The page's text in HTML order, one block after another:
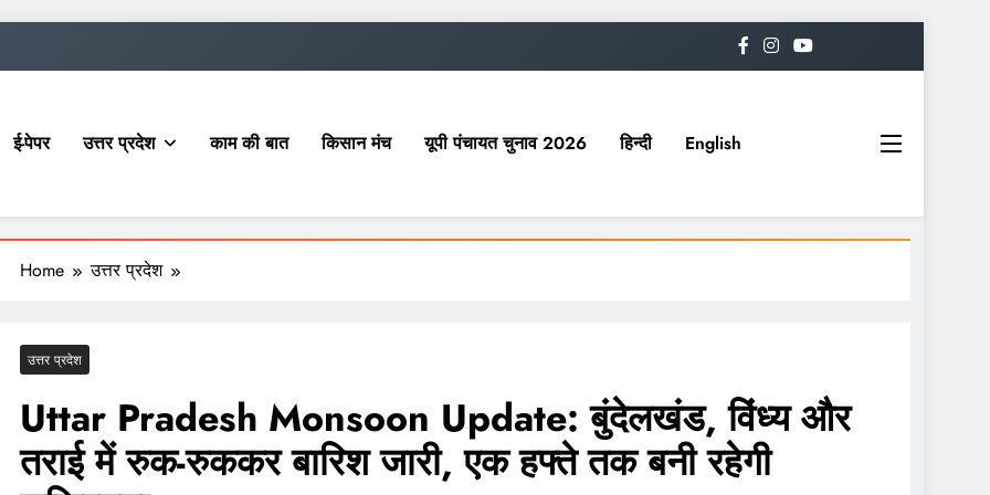
ई-पेपर उत्तर प्रदेश काम की बात किसान मंच यूपी पंचायत चुनाव 2026 हिन्दी English
Home उत्तर प्रदेश
उत्तर प्रदेश
Uttar Pradesh Monsoon Update: बुंदेलखंड, विंध्य और
तराई में रुक-रुककर बारिश जारी, एक हफ्ते तक बनी रहेगी